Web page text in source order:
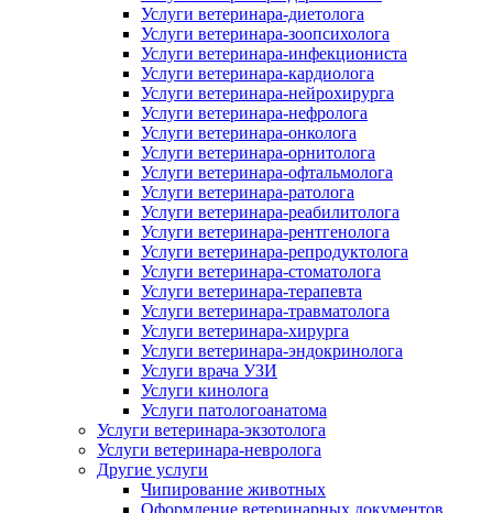
Услуги ветеринара-диетолога
Услуги ветеринара-зоопсихолога
Услуги ветеринара-инфекциониста
Услуги ветеринара-кардиолога
Услуги ветеринара-нейрохирурга
Услуги ветеринара-нефролога
Услуги ветеринара-онколога
Услуги ветеринара-орнитолога
Услуги ветеринара-офтальмолога
Услуги ветеринара-ратолога
Услуги ветеринара-реабилитолога
Услуги ветеринара-рентгенолога
Услуги ветеринара-репродуктолога
Услуги ветеринара-стоматолога
Услуги ветеринара-терапевта
Услуги ветеринара-травматолога
Услуги ветеринара-хирурга
Услуги ветеринара-эндокринолога
Услуги врача УЗИ
Услуги кинолога
Услуги патологоанатома
Услуги ветеринара-экзотолога
Услуги ветеринара-невролога
Другие услуги
Чипирование животных
Оформление ветеринарных документов